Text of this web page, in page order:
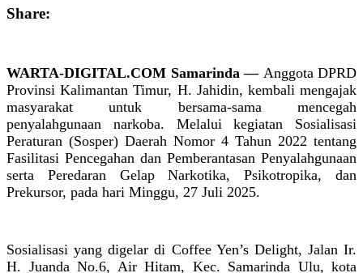
Share:
WARTA-DIGITAL.COM Samarinda — Anggota DPRD
Provinsi Kalimantan Timur, H. Jahidin, kembali mengajak
masyarakat untuk bersama-sama mencegah
penyalahgunaan narkoba. Melalui kegiatan Sosialisasi
Peraturan (Sosper) Daerah Nomor 4 Tahun 2022 tentang
Fasilitasi Pencegahan dan Pemberantasan Penyalahgunaan
serta Peredaran Gelap Narkotika, Psikotropika, dan
Prekursor, pada hari Minggu, 27 Juli 2025.
Sosialisasi yang digelar di Coffee Yen’s Delight, Jalan Ir.
H. Juanda No.6, Air Hitam, Kec. Samarinda Ulu, kota